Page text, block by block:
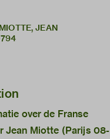
JEAN
over de Franse
Jean Miotte (Parijs 08-